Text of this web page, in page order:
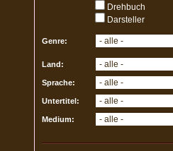
Drehbuch
Darsteller
Genre:
Land:
Sprache:
Untertitel:
Medium: